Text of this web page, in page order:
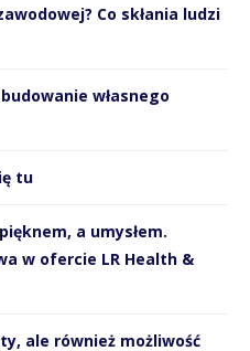
Co skłania ludzi
własnego
tu
a umysłem.
w ofercie LR Health &
ale również możliwość